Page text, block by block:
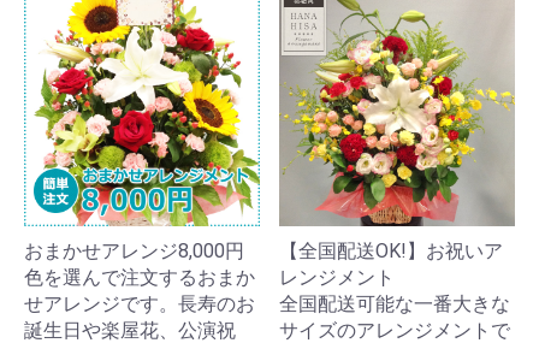
おまかせアレンジ8,000円
色を選んで注文するおまか
せアレンジです。長寿のお
誕生日や楽屋花、公演祝
【全国配送OK!】お祝いア
レンジメント
全国配送可能な一番大きな
サイズのアレンジメントで